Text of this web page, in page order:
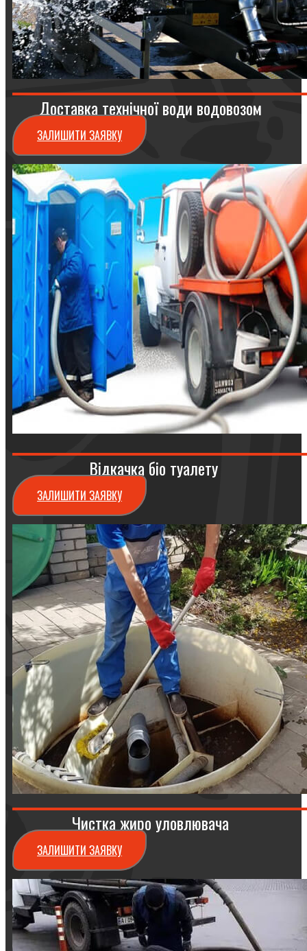
Доставка технічної води водовозом
ЗАЛИШИТИ ЗАЯВКУ
Відкачка біо туалету
ЗАЛИШИТИ ЗАЯВКУ
Чистка жиро уловлювача
ЗАЛИШИТИ ЗАЯВКУ